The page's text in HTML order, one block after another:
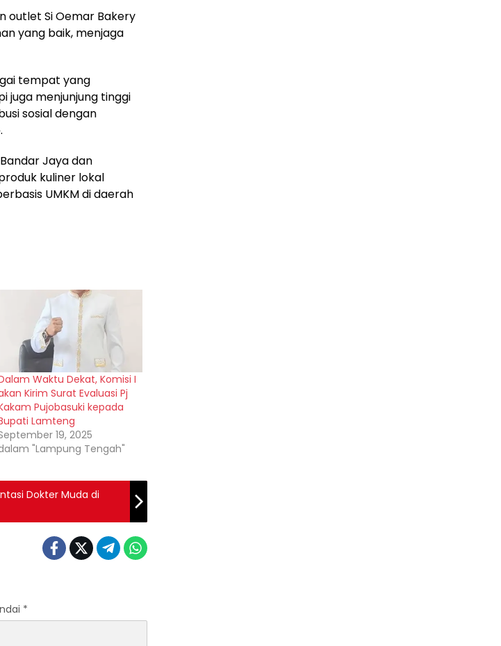
outlet Si Oemar Bakery
yang baik, menjaga
tempat yang
juga menjunjung tinggi
sosial dengan
Jaya dan
kuliner lokal
UMKM di daerah
Waktu Dekat, Komisi I
Kirim Surat Evaluasi Pj
Pujobasuki kepada
Lamteng
19, 2025
"Lampung Tengah"
Dokter Muda di
*